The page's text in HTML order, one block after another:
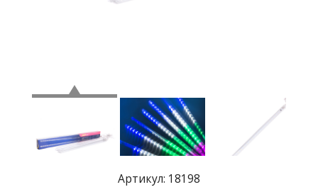
news@signalelectronics.ru
Артикул: 18198